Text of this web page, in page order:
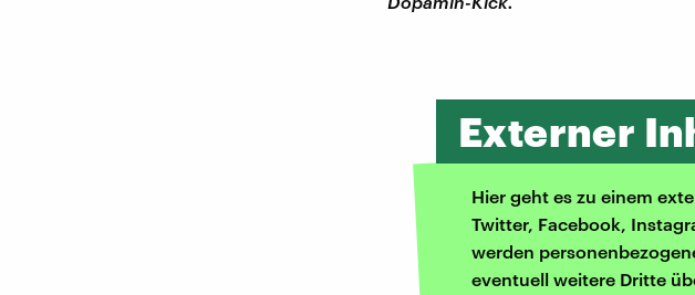
Externer
Hier geht es zu einem
Twitter, Facebook,
werden
eventuell weitere Dritte